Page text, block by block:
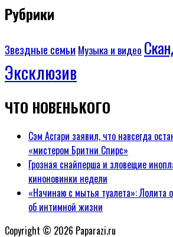
Рубрики
Звездные семьи Музыка и видео
Эксклюзив
ЧТО НОВЕНЬКОГО
Сэм Асгари заявил, что навсегда
«мистером Бритни Спирс»
Грозная снайперша и зловещие
киноновинки недели
«Начинаю с мытья туалета»: Лолита
об интимной жизни
Copyright © 2026 Paparazi.ru